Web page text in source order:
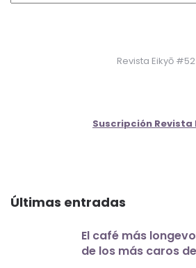
Revista Eikyō #52
Suscripción Revista
Últimas entradas
El café más
de los más caros